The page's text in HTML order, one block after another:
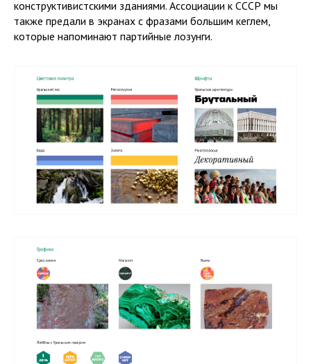
конструктивистскими зданиями. Ассоциации к СССР мы
также предали в экранах с фразами большим кеглем,
которые напоминают партийные лозунги.